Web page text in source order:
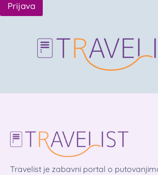
Prijava
Travelist je zabavni portal o